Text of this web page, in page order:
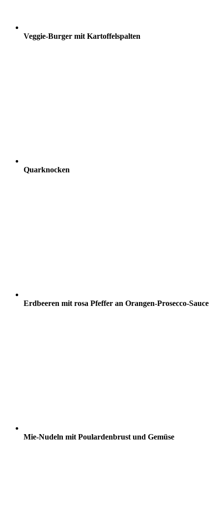
Veggie-Burger mit Kartoffelspalten
Quarknocken
Erdbeeren mit rosa Pfeffer an Orangen-Prosecco-Sauce
Mie-Nudeln mit Poulardenbrust und Gemüse